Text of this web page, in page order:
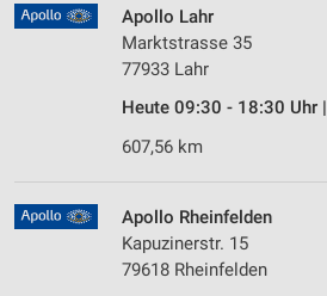
Apollo Lahr
Marktstrasse 35
77933 Lahr
Heute 09:30 - 18:30 Uhr |
607,56 km
Apollo Rheinfelden
Kapuzinerstr. 15
79618 Rheinfelden